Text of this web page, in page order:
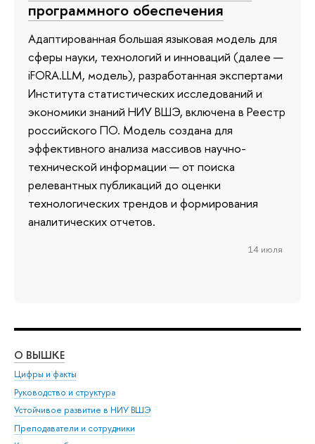
программного обеспечения
Адаптированная большая языковая модель для
сферы науки, технологий и инноваций (далее —
iFORA.LLM, модель), разработанная экспертами
Института статистических исследований и
экономики знаний НИУ ВШЭ, включена в Реестр
российского ПО. Модель создана для
эффективного анализа массивов научно-
технической информации — от поиска
релевантных публикаций до оценки
технологических трендов и формирования
аналитических отчетов.
14 июля
О ВЫШКЕ
Цифры и факты
Руководство и структура
Устойчивое развитие в НИУ ВШЭ
Преподаватели и сотрудники